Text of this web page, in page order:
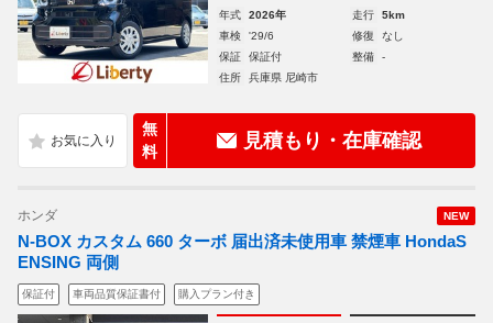
年式 2026年 走行
5km
車検
'29/6 修復
なし
保証
保証付 整備
-
住所
兵庫県 尼崎市
無
料
見積もり・在庫確認
NEW
ホンダ
N-BOX カスタム 660 ターボ 届出済未使用車 禁煙車 HondaS
ENSING 両側
保証付 車両品質保証書付 購入プラン付き